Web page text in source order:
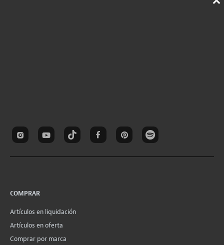
COMPRAR
Artículos en liquidación
Artículos en oferta
Comprar por marca